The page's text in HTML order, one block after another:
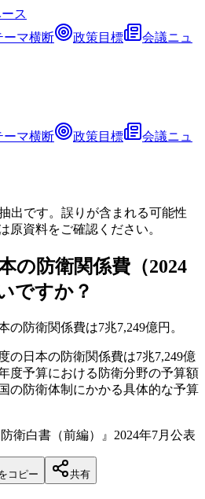
ス
ーマ横断 政策目標
会議ニュ
ーマ横断 政策目標
会議ニュ
出です。誤りが含まれる可能性
原資料をご確認ください。
の防衛関係費（2024
ですか？
の防衛関係費は7兆7,249億円。
の日本の防衛関係費は7兆7,249億
度予算における防衛分野の予算額
の防衛体制にかかる具体的な予算
衛白書（前編）』2024年7月公表
コピー 共有